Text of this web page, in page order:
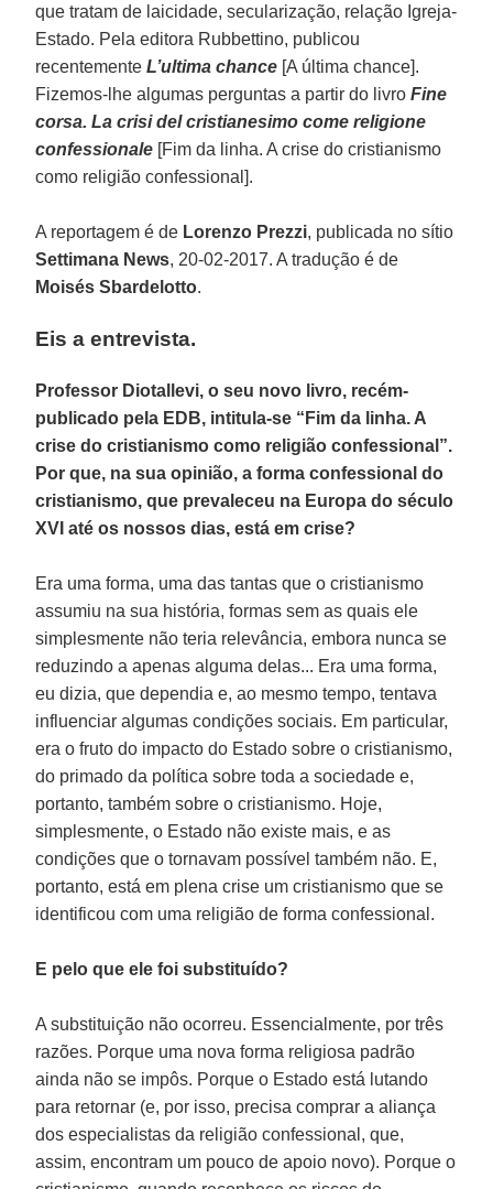
que tratam de laicidade, secularização, relação Igreja-
Estado. Pela editora Rubbettino, publicou
recentementeL’ultima chance [A última chance].
Fizemos-lhe algumas perguntas a partir do livroFine
corsa. La crisi del cristianesimo come religione
confessionale [Fim da linha. A crise do cristianismo
como religião confessional].
A reportagem é de Lorenzo Prezzi, publicada no sítio
Settimana News, 20-02-2017. A tradução é de
Moisés Sbardelotto.
Eis a entrevista.
Professor Diotallevi, o seu novo livro, recém-
publicado pela EDB, intitula-se “Fim da linha. A
crise do cristianismo como religião confessional”.
Por que, na sua opinião, a forma confessional do
cristianismo, que prevaleceu na Europa do século
XVI até os nossos dias, está em crise?
Era uma forma, uma das tantas que o cristianismo
assumiu na sua história, formas sem as quais ele
simplesmente não teria relevância, embora nunca se
reduzindo a apenas alguma delas... Era uma forma,
eu dizia, que dependia e, ao mesmo tempo, tentava
influenciar algumas condições sociais. Em particular,
era o fruto do impacto do Estado sobre o cristianismo,
do primado da política sobre toda a sociedade e,
portanto, também sobre o cristianismo. Hoje,
simplesmente, o Estado não existe mais, e as
condições que o tornavam possível também não. E,
portanto, está em plena crise um cristianismo que se
identificou com uma religião de forma confessional.
E pelo que ele foi substituído?
A substituição não ocorreu. Essencialmente, por três
razões. Porque uma nova forma religiosa padrão
ainda não se impôs. Porque o Estado está lutando
para retornar (e, por isso, precisa comprar a aliança
dos especialistas da religião confessional, que,
assim, encontram um pouco de apoio novo). Porque o